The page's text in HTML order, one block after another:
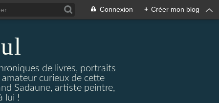
Connexion + Créer mon blog
de livres, portraits
curieux de cette
Sadaune, artiste peintre,
lui !